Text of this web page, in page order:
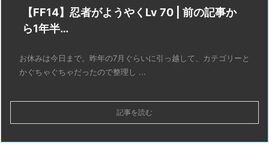
【FF14】忍者がようやくLv 70 | 前の記事か
ら1年半…
お休みは今日まで。昨年の7月ぐらいに引っ越して、カテゴリーと
かぐちゃぐちゃだったので整理し ...
記事を読む